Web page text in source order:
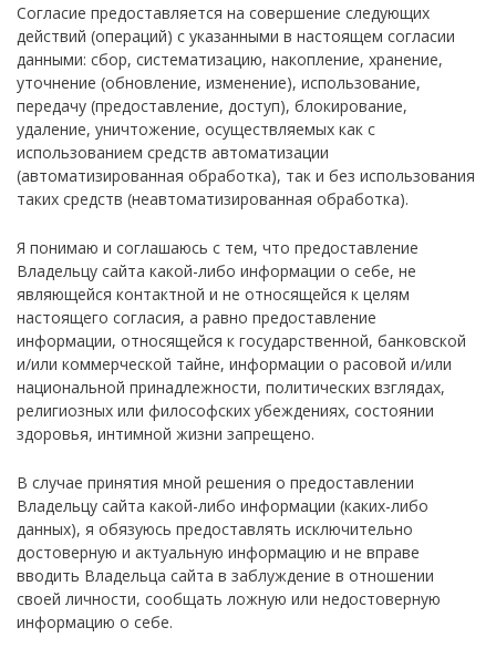
Согласие предоставляется на совершение следующих
действий (операций) с указанными в настоящем согласии
данными: сбор, систематизацию, накопление, хранение,
уточнение (обновление, изменение), использование,
передачу (предоставление, доступ), блокирование,
удаление, уничтожение, осуществляемых как с
использованием средств автоматизации
(автоматизированная обработка), так и без использования
таких средств (неавтоматизированная обработка).
Я понимаю и соглашаюсь с тем, что предоставление
Владельцу сайта какой-либо информации о себе, не
являющейся контактной и не относящейся к целям
настоящего согласия, а равно предоставление
информации, относящейся к государственной, банковской
и/или коммерческой тайне, информации о расовой и/или
национальной принадлежности, политических взглядах,
религиозных или философских убеждениях, состоянии
здоровья, интимной жизни запрещено.
В случае принятия мной решения о предоставлении
Владельцу сайта какой-либо информации (каких-либо
данных), я обязуюсь предоставлять исключительно
достоверную и актуальную информацию и не вправе
вводить Владельца сайта в заблуждение в отношении
своей личности, сообщать ложную или недостоверную
информацию о себе.